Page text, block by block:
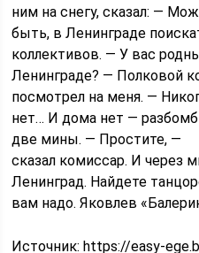
ним на снегу, сказал: —
быть, в Ленинграде
коллективов. — У вас
Ленинграде? — Полковой
посмотрел на меня. —
нет… И дома нет —
две мины. — Простите, —
сказал комиссар. И через
Ленинград. Найдете
вам надо. Яковлев
Источник:https://easy-